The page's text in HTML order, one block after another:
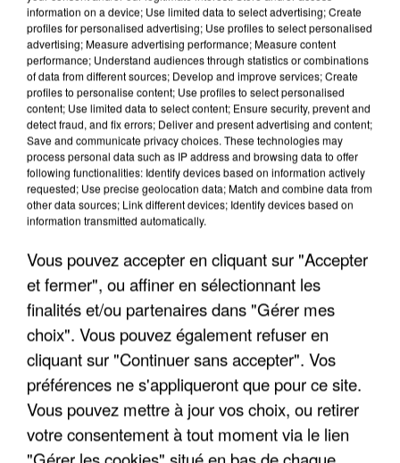
APRÈS TOUTES CES CANICULES, LES REFUGES
DE FAUNE SAUVAGE SONT...
information on a device; Use limited data to select advertising; Create
profiles for personalised advertising; Use profiles to select personalised
advertising; Measure advertising performance; Measure content
performance; Understand audiences through statistics or combinations
of data from different sources; Develop and improve services; Create
profiles to personalise content; Use profiles to select personalised
content; Use limited data to select content; Ensure security, prevent and
detect fraud, and fix errors; Deliver and present advertising and content;
Save and communicate privacy choices. These technologies may
process personal data such as IP address and browsing data to offer
following functionalities: Identify devices based on information actively
requested; Use precise geolocation data; Match and combine data from
other data sources; Link different devices; Identify devices based on
information transmitted automatically.
Vous pouvez accepter en cliquant sur "Accepter
et fermer", ou affiner en sélectionnant les
finalités et/ou partenaires dans "Gérer mes
choix". Vous pouvez également refuser en
cliquant sur "Continuer sans accepter". Vos
préférences ne s'appliqueront que pour ce site.
Vous pouvez mettre à jour vos choix, ou retirer
votre consentement à tout moment via le lien
"Gérer les cookies" situé en bas de chaque